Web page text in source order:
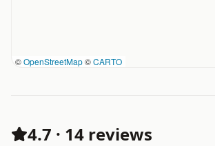
©OpenStreetMap©CARTO
4.7 · 14 reviews